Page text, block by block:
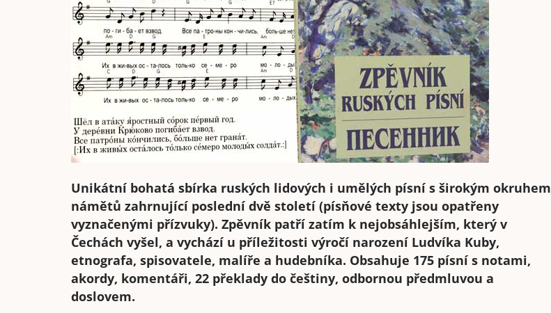
Unikátní bohatá sbírka ruských lidových i umělých písní s širokým okruhem
námětů zahrnující poslední dvě století (písňové texty jsou opatřeny
vyznačenými přízvuky). Zpěvník patří zatím k nejobsáhlejším, který v
Čechách vyšel, a vychází u příležitosti výročí narození Ludvíka Kuby,
etnografa, spisovatele, malíře a hudebníka. Obsahuje 175 písní s notami,
akordy, komentáři, 22 překlady do češtiny, odbornou předmluvou a
doslovem.